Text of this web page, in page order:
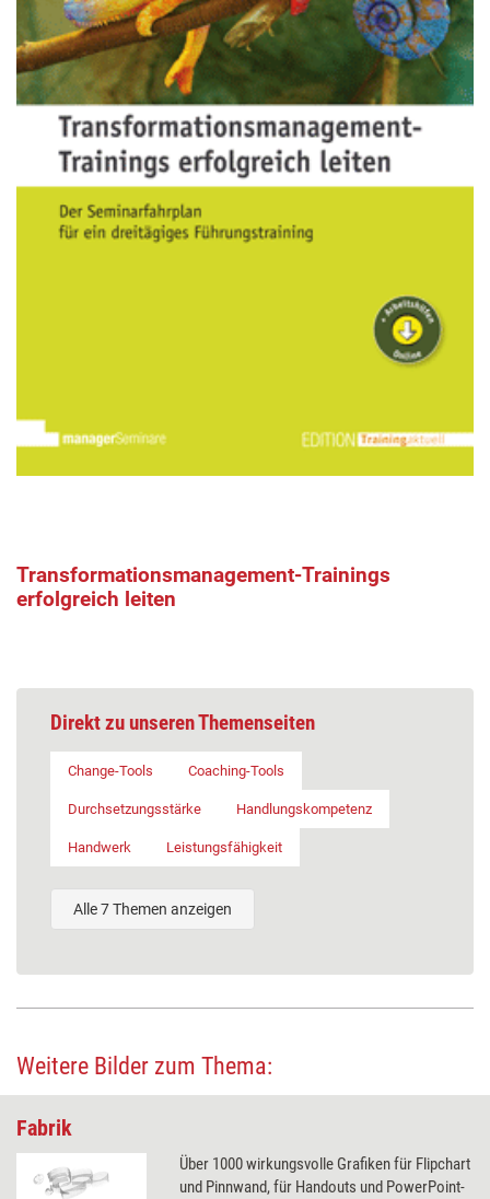
Transformationsmanagement-Trainings
erfolgreich leiten
Direkt zu unseren Themenseiten
Change-Tools Coaching-Tools
Durchsetzungsstärke Handlungskompetenz
Handwerk Leistungsfähigkeit
Alle 7 Themen anzeigen
Weitere Bilder zum Thema:
Fabrik
Über 1000 wirkungsvolle Grafiken für Flipchart
und Pinnwand, für Handouts und PowerPoint-